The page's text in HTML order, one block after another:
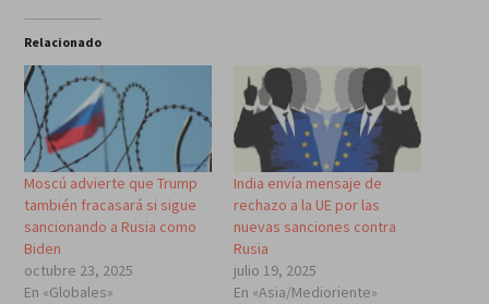
Relacionado
Moscú advierte que Trump
también fracasará si sigue
sancionando a Rusia como
Biden
octubre 23, 2025
En «Globales»
India envía mensaje de
rechazo a la UE por las
nuevas sanciones contra
Rusia
julio 19, 2025
En «Asia/Medioriente»